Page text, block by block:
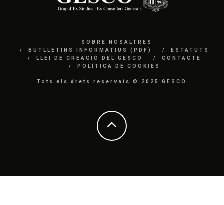
SOBRE NOSALTRES
BUTLLETINS INFORMATIUS (PDF)
ESTATUTS
LLEI DE CREACIÓ DEL GESCO
CONTACTE
POLÍTICA DE COOKIES
Tots els drets reservats © 2025 GESCO